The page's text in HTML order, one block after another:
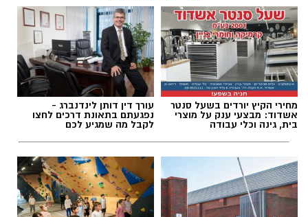
מחירי הקיץ יורדים בשעל סנטר
אשדוד: מבצעי ענק על מוצרי
בית, גינה וכלי עבודה
עורך דין דותן לינדנברג -
נפגעתם בתאונת דרכים לחצו
לקבל מה שמגיע לכם